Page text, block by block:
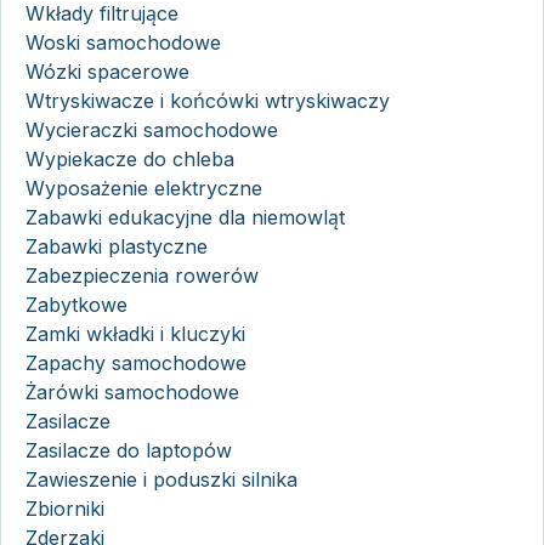
Wkłady filtrujące
Woski samochodowe
Wózki spacerowe
Wtryskiwacze i końcówki wtryskiwaczy
Wycieraczki samochodowe
Wypiekacze do chleba
Wyposażenie elektryczne
Zabawki edukacyjne dla niemowląt
Zabawki plastyczne
Zabezpieczenia rowerów
Zabytkowe
Zamki wkładki i kluczyki
Zapachy samochodowe
Żarówki samochodowe
Zasilacze
Zasilacze do laptopów
Zawieszenie i poduszki silnika
Zbiorniki
Zderzaki